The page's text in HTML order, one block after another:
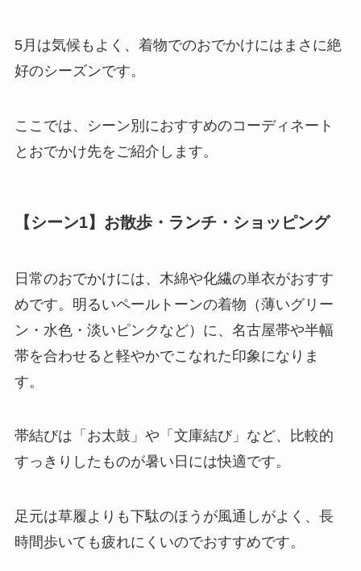
5月は気候もよく、着物でのおでかけにはまさに絶
好のシーズンです。
ここでは、シーン別におすすめのコーディネート
とおでかけ先をご紹介します。
【シーン1】お散歩・ランチ・ショッピング
日常のおでかけには、木綿や化繊の単衣がおすす
めです。明るいペールトーンの着物（薄いグリー
ン・水色・淡いピンクなど）に、名古屋帯や半幅
帯を合わせると軽やかでこなれた印象になりま
す。
帯結びは「お太鼓」や「文庫結び」など、比較的
すっきりしたものが暑い日には快適です。
足元は草履よりも下駄のほうが風通しがよく、長
時間歩いても疲れにくいのでおすすめです。